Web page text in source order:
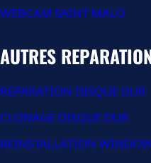
WEBCAM SAINT MALO
AUTRES
REPARATION DISQUE DUR
CLONAGE DISQUE DUR
REINSTALLATION